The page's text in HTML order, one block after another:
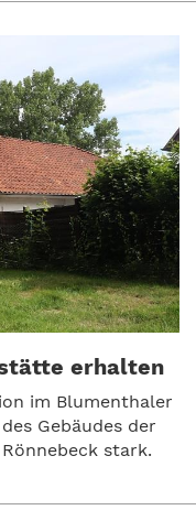
erhalten
im Blumenthaler
Gebäudes der
stark.